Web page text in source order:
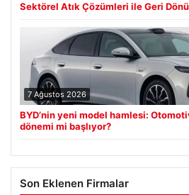
Sektörel Atık Çözümleri ile Geri
7 Ağustos 2026
BYD’nin yeni model hamlesi:
dönemi mi başlıyor?
Son Eklenen Firmalar